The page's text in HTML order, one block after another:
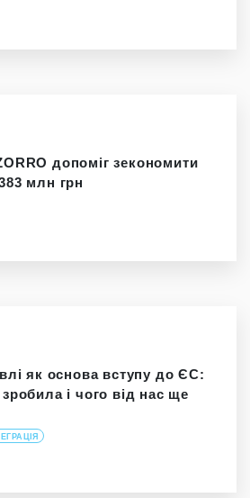
допоміг зекономити
млн грн
як основа вступу до ЄС:
і чого від нас ще